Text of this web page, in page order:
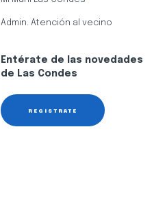
Admin. Atención al vecino
Entérate de las novedades
de Las Condes
REGÍSTRATE